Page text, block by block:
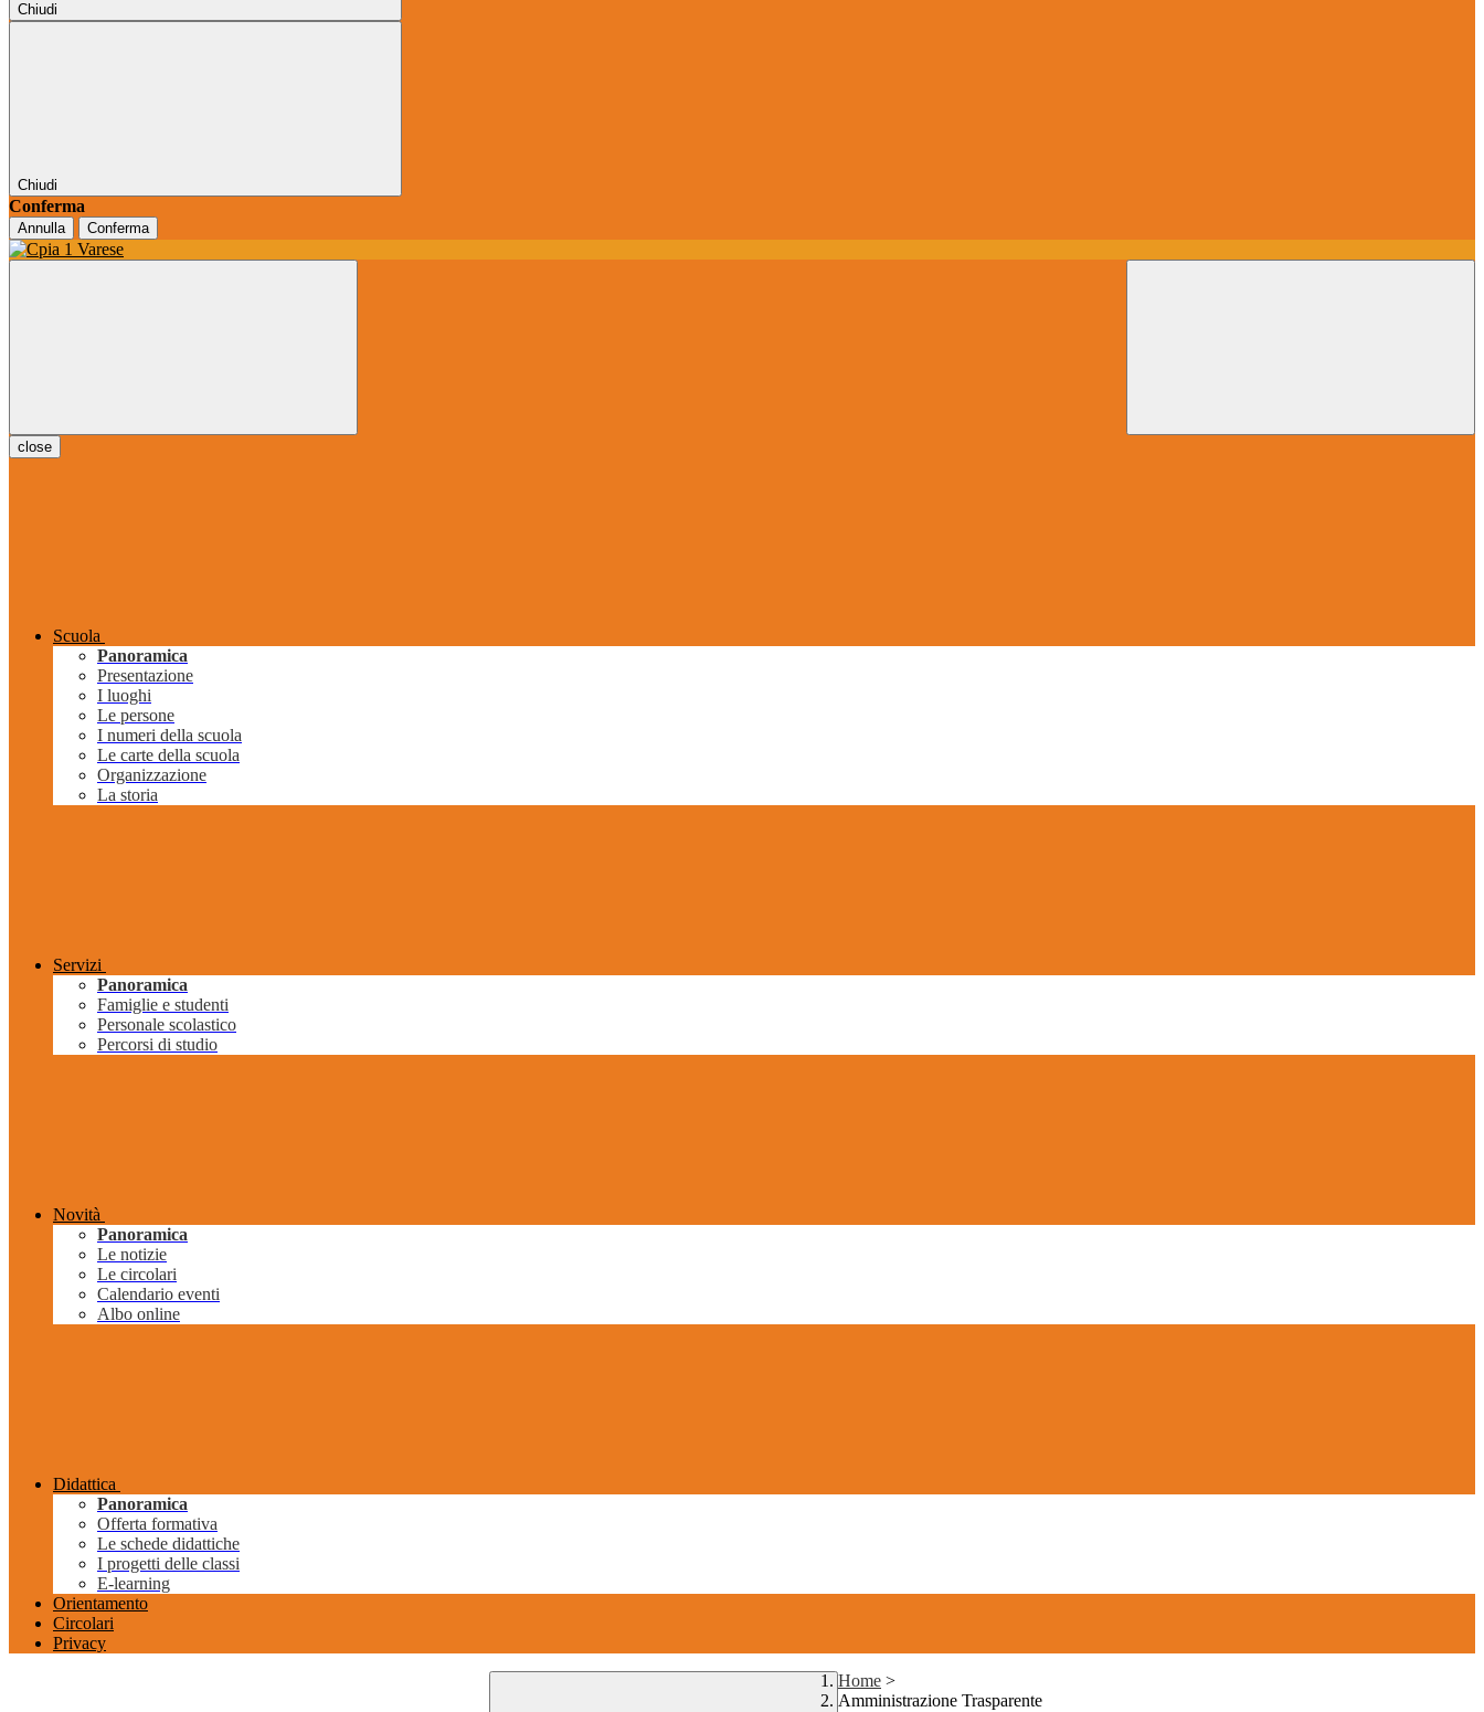
Chiudi
Chiudi
Conferma
Annulla Conferma
close
Scuola
Panoramica
Presentazione
I luoghi
Le persone
I numeri della scuola
Le carte della scuola
Organizzazione
La storia
Servizi
Panoramica
Famiglie e studenti
Personale scolastico
Percorsi di studio
Novità
Panoramica
Le notizie
Le circolari
Calendario eventi
Albo online
Didattica
Panoramica
Offerta formativa
Le schede didattiche
I progetti delle classi
E-learning
Orientamento
Circolari
Privacy
Home >
Amministrazione Trasparente